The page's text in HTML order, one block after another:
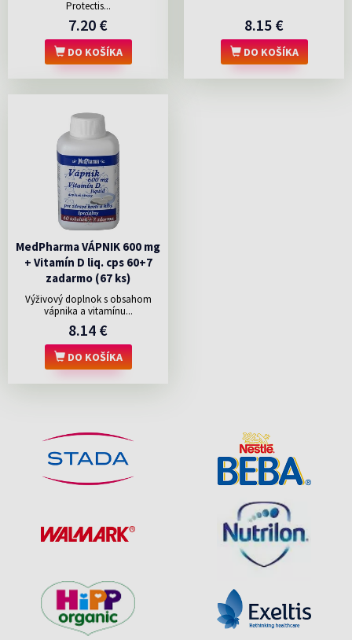
Protectis...
7.20 €
DO KOŠÍKA
8.15 €
DO KOŠÍKA
MedPharma VÁPNIK 600 mg
+ Vitamín D liq. cps 60+7
zadarmo (67 ks)
Výživový doplnok s obsahom
vápnika a vitamínu...
8.14 €
DO KOŠÍKA